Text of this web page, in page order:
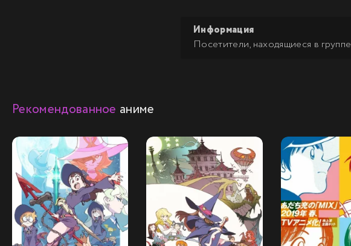
Информация
Посетители, находящиеся в группе
Рекомендованное аниме